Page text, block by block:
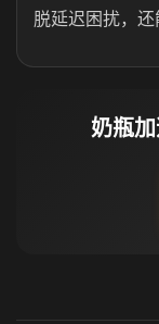
脱延迟困扰，还
奶瓶